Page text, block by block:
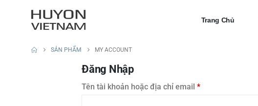
Trang Chủ
SẢN PHẨM MY ACCOUNT
Đăng Nhập
Tên tài khoản hoặc địa chỉ email *Bắt